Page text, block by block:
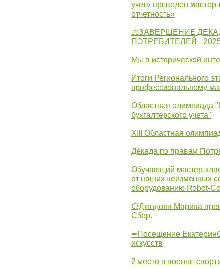
учет» проведен
отчетность»
📖ЗАВЕРШЕНИЕ
ПОТРЕБИТЕЛЕЙ -
Мы в исторической
Итоги Регионального
профессиональному
Областная олимпиада
бухгалтерского учета"
XIII Областная
Декада по правам
Обучающий мастер-
от наших неизменных
оборудованию Robot-
💥Джндоян Марина
Сбер.
✒Посещение
искусств
2 место в военно-